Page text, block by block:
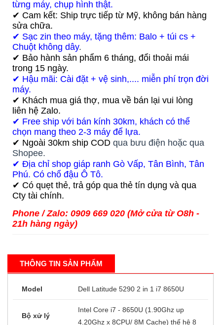
từng máy, chụp hình thật.
✔ Cam kết: Ship trực tiếp từ Mỹ, không bán hàng
sửa chữa.
✔ Sạc zin theo máy, tặng thêm: Balo + túi cs +
Chuột không dây.
✔ Bảo hành sản phẩm 6 tháng, đổi thoải mái
trong 15 ngày.
✔ Hậu mãi: Cài đặt + vệ sinh,.... miễn phí trọn đời
máy.
✔ Khách mua giá thợ, mua về bán lại vui lòng
liên hệ Zalo.
✔ Free ship với bán kính 30km, khách có thể
chọn mang theo 2-3 máy để lựa.
✔ Ngoài 30km ship COD qua bưu điện hoặc qua
Shopee.
✔ Địa chỉ shop giáp ranh Gò Vấp, Tân Bình, Tân
Phú. Có chổ đậu Ô Tô.
✔ Có quẹt thẻ, trả góp qua thẻ tín dụng và qua
Cty tài chính.
Phone / Zalo: 0909 669 020 (Mở cửa từ O8h -
21h hàng ngày)
THÔNG TIN SẢN PHẨM
Model Dell Latitude 5290 2 in 1 i7 8650U
Bộ xử lý
Intel Core i7 - 8650U (1.90Ghz up
4.20Ghz x 8CPU/ 8M Cache) thế hệ 8